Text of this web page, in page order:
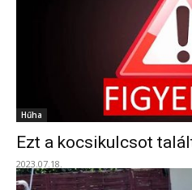
Hűha
Ezt a kocsikulcsot
2023.07.18.